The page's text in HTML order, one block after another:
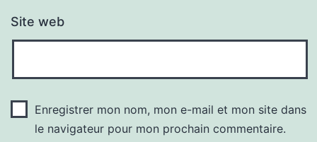
Site web
Enregistrer mon nom, mon e-mail et mon site dans
le navigateur pour mon prochain commentaire.